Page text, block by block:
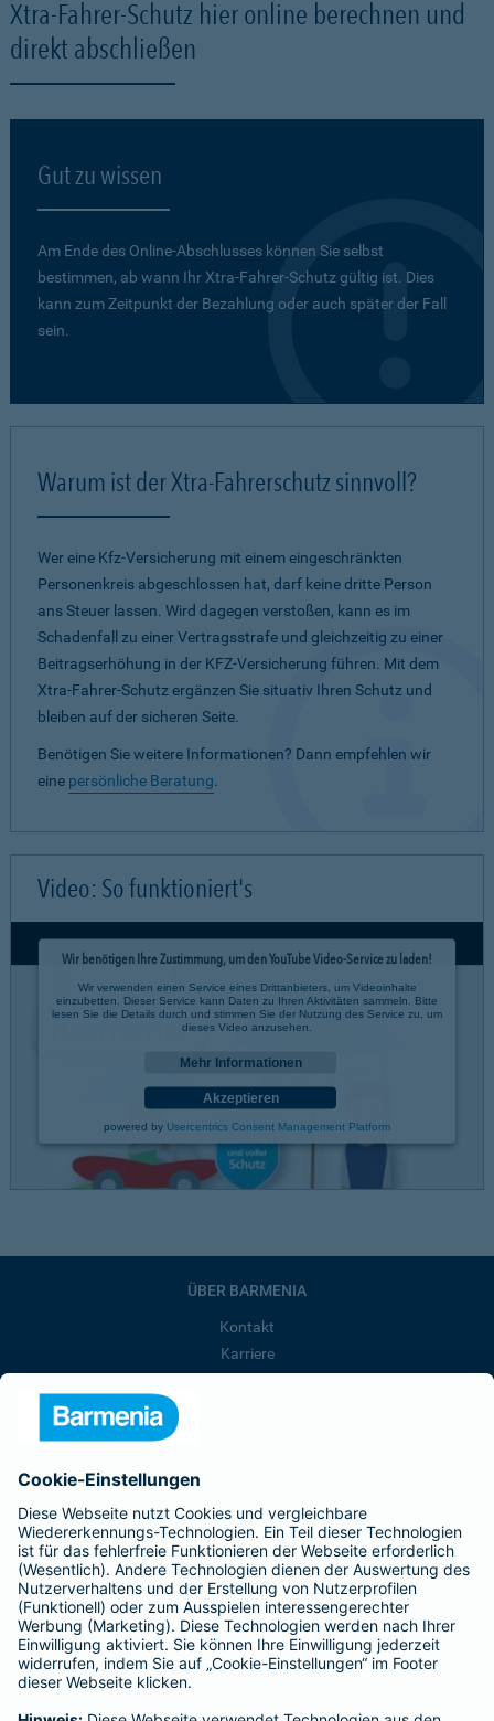
Xtra-Fahrer-Schutz hier online berechnen und
direkt abschließen
Gut zu wissen
Am Ende des Online-Abschlusses können Sie selbst
bestimmen, ab wann Ihr Xtra-Fahrer-Schutz gültig ist. Dies
kann zum Zeitpunkt der Bezahlung oder auch später der Fall
sein.
Warum ist der Xtra-Fahrerschutz sinnvoll?
Wer eine Kfz-Versicherung mit einem eingeschränkten
Personenkreis abgeschlossen hat, darf keine dritte Person
ans Steuer lassen. Wird dagegen verstoßen, kann es im
Schadenfall zu einer Vertragsstrafe und gleichzeitig zu einer
Beitragserhöhung in der KFZ-Versicherung führen. Mit dem
Xtra-Fahrer-Schutz ergänzen Sie situativ Ihren Schutz und
bleiben auf der sicheren Seite.
Benötigen Sie weitere Informationen? Dann empfehlen wir
eine persönliche Beratung.
Video: So funktioniert's
Wir benötigen Ihre Zustimmung, um den YouTube Video-Service zu laden!
Wir verwenden einen Service eines Drittanbieters, um Videoinhalte
einzubetten. Dieser Service kann Daten zu Ihren Aktivitäten sammeln. Bitte
lesen Sie die Details durch und stimmen Sie der Nutzung des Service zu, um
dieses Video anzusehen.
Mehr Informationen
Akzeptieren
powered by Usercentrics Consent Management Platform
ÜBER BARMENIA
Kontakt
Karriere
Barmenia ist Teil der BarmeniaGothaer
BELIEBTE SEITEN
Kranken-Zusatzversicherung
Tierversicherungen
Haftpflichtversicherung
Hausratversicherung